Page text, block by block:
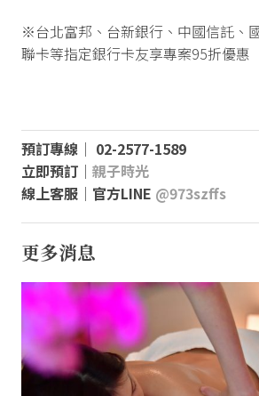
※台北富邦、台新銀行、中國信託、
聯卡等指定銀行卡友享專案95折優惠
預訂專線│ 02-2577-1589
立即預訂│ 親子時光
線上客服│官方LINE @973szffs
更多消息